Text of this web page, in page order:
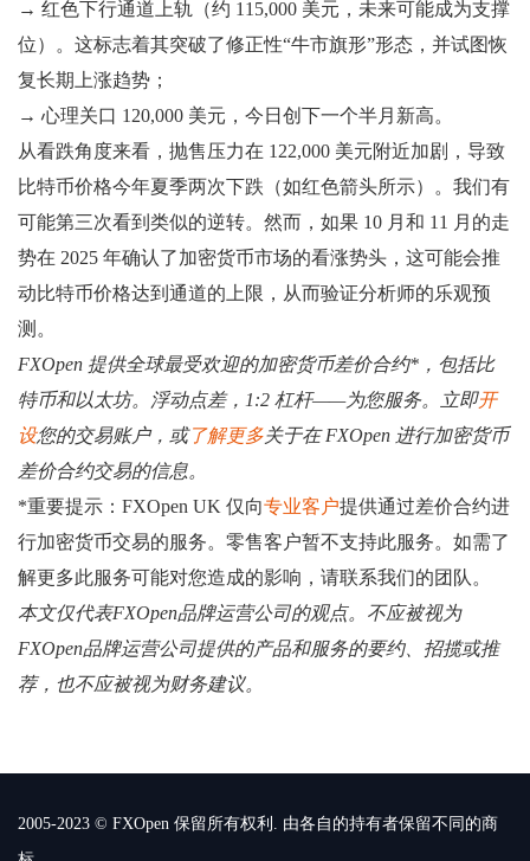
→ 红色下行通道上轨（约 115,000 美元，未来可能成为支撑
位）。这标志着其突破了修正性“牛市旗形”形态，并试图恢
复长期上涨趋势；
→ 心理关口 120,000 美元，今日创下一个半月新高。
从看跌角度来看，抛售压力在 122,000 美元附近加剧，导致
比特币价格今年夏季两次下跌（如红色箭头所示）。我们有
可能第三次看到类似的逆转。然而，如果 10 月和 11 月的走
势在 2025 年确认了加密货币市场的看涨势头，这可能会推
动比特币价格达到通道的上限，从而验证分析师的乐观预
测。
FXOpen 提供全球最受欢迎的加密货币差价合约*，包括比
特币和以太坊。浮动点差，1:2 杠杆——为您服务。立即开
设您的交易账户，或了解更多关于在 FXOpen 进行加密货币
差价合约交易的信息。
*重要提示：FXOpen UK 仅向专业客户提供通过差价合约进
行加密货币交易的服务。零售客户暂不支持此服务。如需了
解更多此服务可能对您造成的影响，请联系我们的团队。
本文仅代表FXOpen品牌运营公司的观点。不应被视为
FXOpen品牌运营公司提供的产品和服务的要约、招揽或推
荐，也不应被视为财务建议。
2005-2023 © FXOpen 保留所有权利. 由各自的持有者保留不同的商